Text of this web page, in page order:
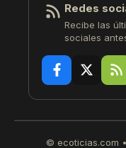
Redes
Recibe las
sociales
© ecoticias.com